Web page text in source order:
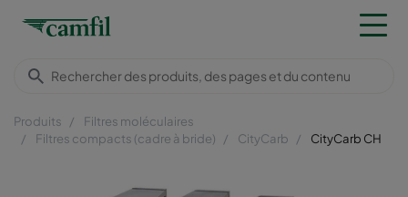
Produits
Filtres moléculaires
Filtres compacts (cadre à bride)
CityCarb CityCarb CH